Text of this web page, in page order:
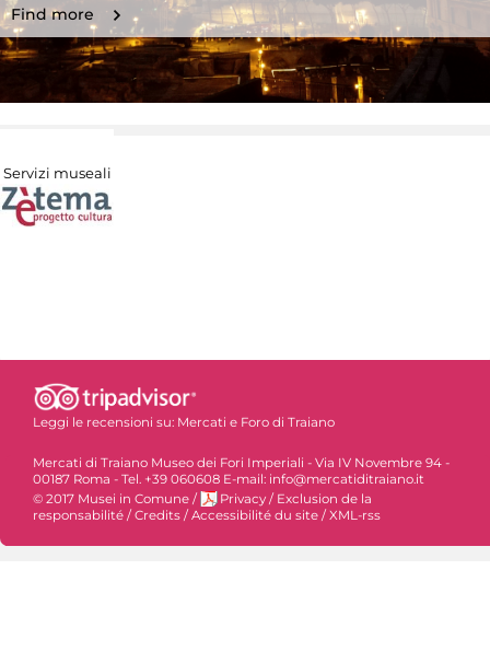
Find more
Servizi museali
Leggi le recensioni su: Mercati e Foro di Traiano
Mercati di Traiano Museo dei Fori Imperiali - Via IV Novembre 94 -
00187 Roma - Tel. +39 060608 E-mail: info@mercatiditraiano.it
© 2017 Musei in Comune / Privacy / Exclusion de la
responsabilité / Credits / Accessibilité du site / XML-rss